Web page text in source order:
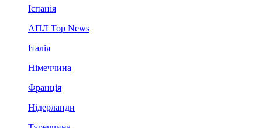
Іспанія
АПЛ Top News
Італія
Німеччина
Франція
Нідерланди